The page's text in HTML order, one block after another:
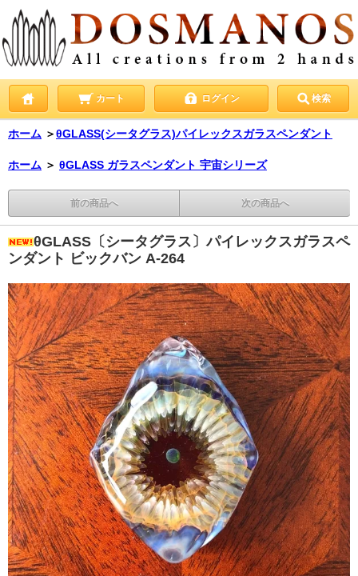
カート ログイン 検索
ホーム ＞θGLASS(シータグラス)パイレックスガラスペンダント
ホーム ＞ θGLASS ガラスペンダント 宇宙シリーズ
前の商品へ 次の商品へ
θGLASS〔シータグラス〕パイレックスガラスペ
ンダント ビックバン A-264